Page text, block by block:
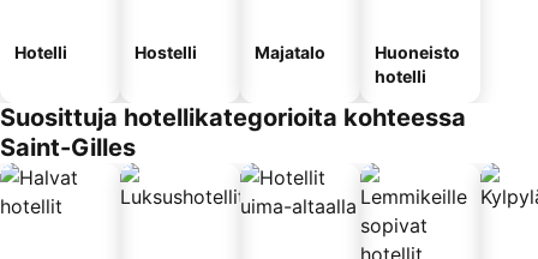
Hotelli Hostelli Majatalo
Huoneisto
hotelli
Suosittuja hotellikategorioita kohteessa
Saint-Gilles